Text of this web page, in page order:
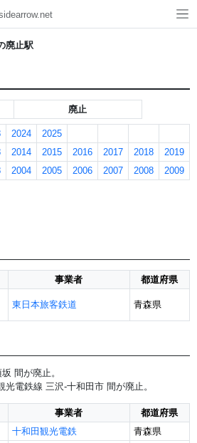
廃止駅
廃止
2024
2025
2014 2015 2016 2017 2018
2019
2004 2005 2006 2007 2008 2009
事業者
都道府県
東日本旅客鉄道 青森県
間が廃止。
電鉄線 三沢-十和田市 間が廃止。
事業者
都道府県
十和田観光電鉄
青森県